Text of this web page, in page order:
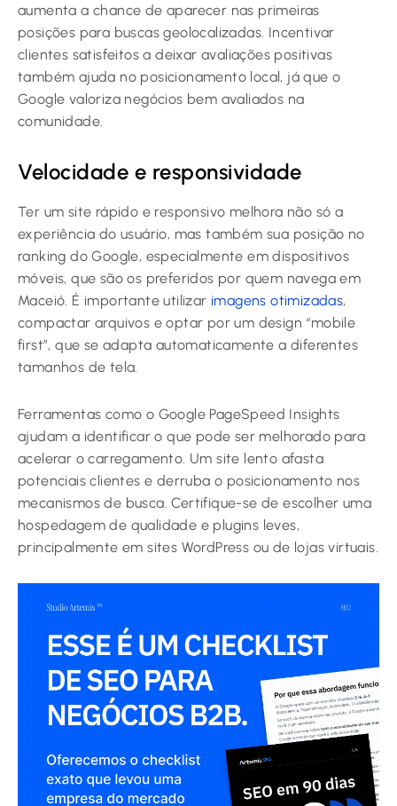
aumenta a chance de aparecer nas primeiras
posições para buscas geolocalizadas. Incentivar
clientes satisfeitos a deixar avaliações positivas
também ajuda no posicionamento local, já que o
Google valoriza negócios bem avaliados na
comunidade.
Velocidade e responsividade
Ter um site rápido e responsivo melhora não só a
experiência do usuário, mas também sua posição no
ranking do Google, especialmente em dispositivos
móveis, que são os preferidos por quem navega em
Maceió. É importante utilizar imagens otimizadas,
compactar arquivos e optar por um design “mobile
first”, que se adapta automaticamente a diferentes
tamanhos de tela.
Ferramentas como o Google PageSpeed Insights
ajudam a identificar o que pode ser melhorado para
acelerar o carregamento. Um site lento afasta
potenciais clientes e derruba o posicionamento nos
mecanismos de busca. Certifique-se de escolher uma
hospedagem de qualidade e plugins leves,
principalmente em sites WordPress ou de lojas virtuais.